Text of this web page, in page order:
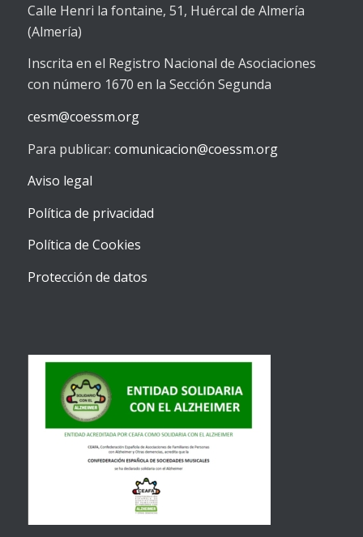
Calle Henri la fontaine, 51, Huércal de Almería
(Almería)
Inscrita en el Registro Nacional de Asociaciones
con número 1670 en la Sección Segunda
cesm@coessm.org
Para publicar: comunicacion@coessm.org
Aviso legal
Política de privacidad
Política de Cookies
Protección de datos